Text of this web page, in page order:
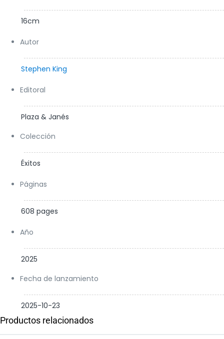
16cm
Autor
Stephen King
Editoral
Plaza & Janés
Colección
Éxitos
Páginas
608 pages
Año
2025
Fecha de lanzamiento
2025-10-23
Productos relacionados